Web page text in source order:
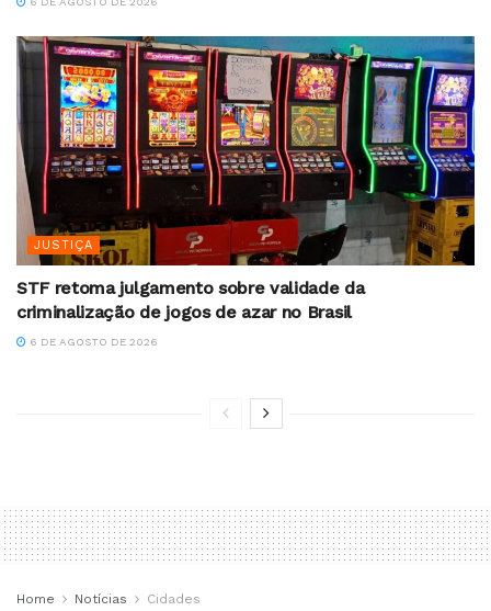
JUSTIÇA
STF retoma julgamento sobre validade da
criminalização de jogos de azar no Brasil
6 DE AGOSTO DE 2026
Home Notícias Cidades